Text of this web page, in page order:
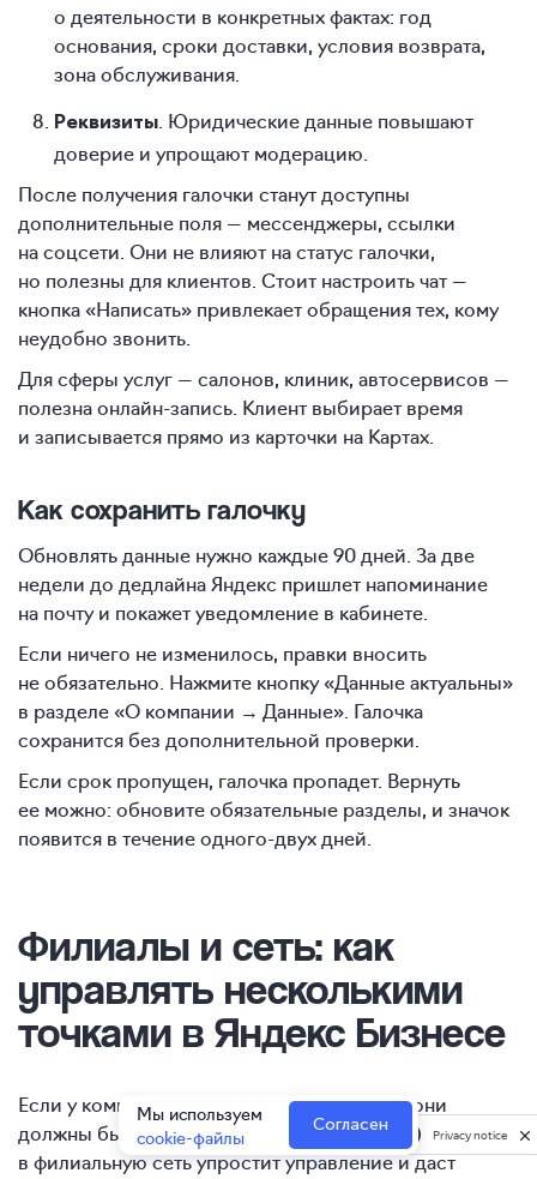
о деятельности в конкретных фактах: год
основания, сроки доставки, условия возврата,
зона обслуживания.
Реквизиты . Юридические данные повышают
доверие и упрощают модерацию.
После получения галочки станут доступны
дополнительные поля — мессенджеры, ссылки
на соцсети. Они не влияют на статус галочки,
но полезны для клиентов. Стоит настроить чат —
кнопка «Написать» привлекает обращения тех, кому
неудобно звонить.
Для сферы услуг — салонов, клиник, автосервисов —
полезна онлайн-запись. Клиент выбирает время
и записывается прямо из карточки на Картах.
Как сохранить галочку
Обновлять данные нужно каждые 90 дней. За две
недели до дедлайна Яндекс пришлет напоминание
на почту и покажет уведомление в кабинете.
Если ничего не изменилось, правки вносить
не обязательно. Нажмите кнопку «Данные актуальны»
в разделе «О компании → Данные». Галочка
сохранится без дополнительной проверки.
Если срок пропущен, галочка пропадет. Вернуть
ее можно: обновите обязательные разделы, и значок
появится в течение одного-двух дней.
Филиалы и сеть: как
управлять несколькими
точками в Яндекс Бизнесе
Если у компании больше одной точки, все они
должны быть в Яндекс Бизнесе. Объединение
в филиальную сеть упростит управление и даст
Мы используем
cookie-файлы
Согласен Privacy notice